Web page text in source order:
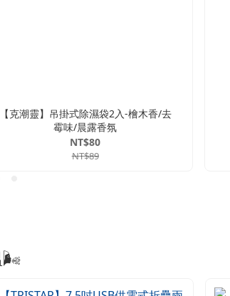
【克潮靈】吊掛式除濕袋2入-檜木香/去
霉味/晨露香氛
NT$80
NT$89
🌬️